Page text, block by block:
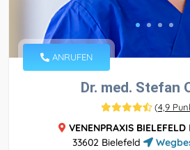
ANRUFEN
Dr. med. Stefan
(4,9
VENENPRAXIS BIELEFELD
33602 Bielefeld